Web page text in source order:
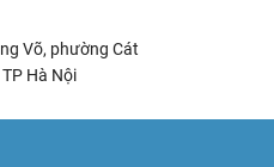
Võ, phường Cát
Hà Nội